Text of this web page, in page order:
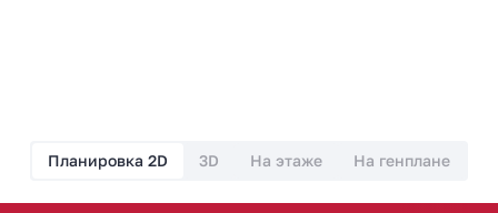
Планировка 2D 3D На этаже На генплане